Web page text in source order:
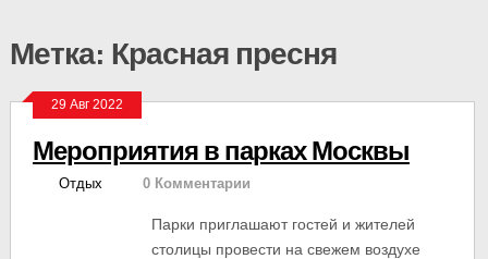
Метка: Красная пресня
29 Авг 2022
Мероприятия в парках Москвы
Отдых 0 Комментарии
Парки приглашают гостей и жителей
столицы провести на свежем воздухе